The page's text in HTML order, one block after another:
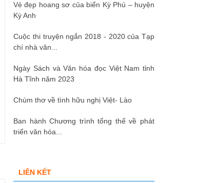
Vẻ đẹp hoang sơ của biển Kỳ Phú – huyện
Kỳ Anh
Cuộc thi truyện ngắn 2018 - 2020 của Tạp
chí nhà văn...
Ngày Sách và Văn hóa đọc Việt Nam tỉnh
Hà Tĩnh năm 2023
Chùm thơ về tình hữu nghị Việt- Lào
Ban hành Chương trình tổng thể về phát
triển văn hóa...
LIÊN KẾT